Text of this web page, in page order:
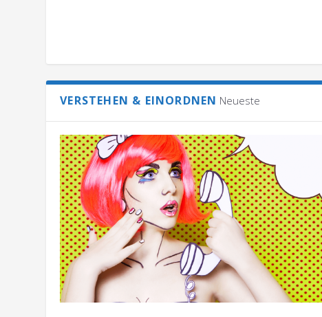
VERSTEHEN & EINORDNEN Neueste